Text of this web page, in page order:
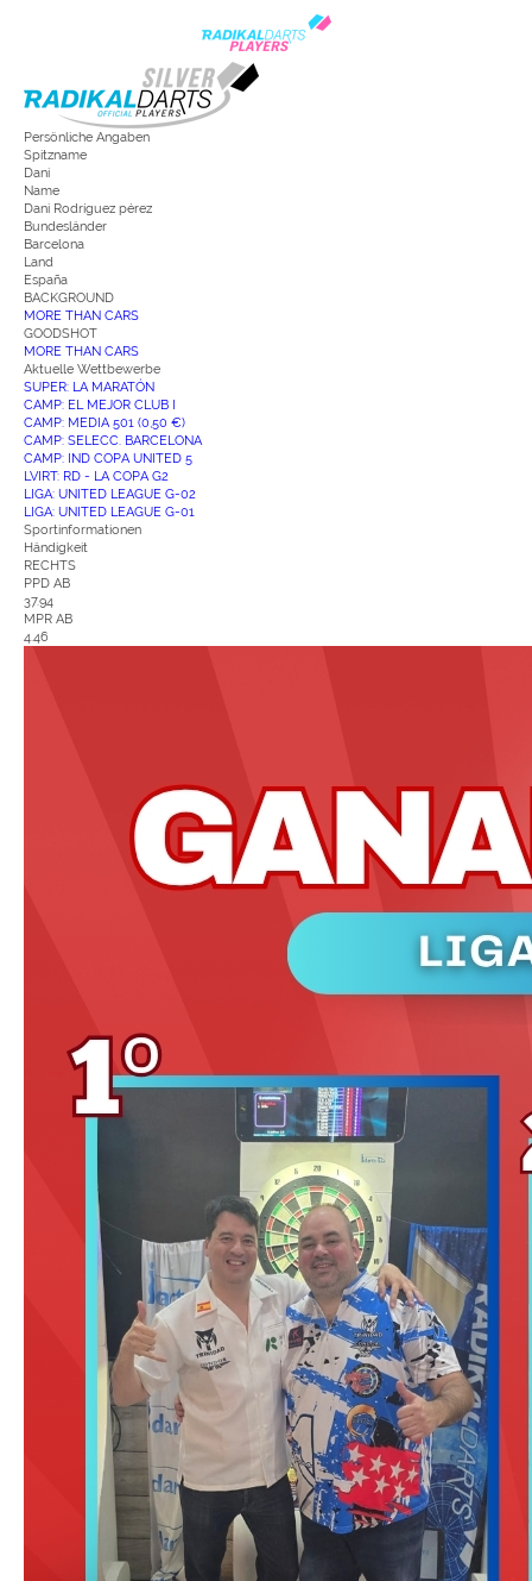
Persönliche Angaben
Spitzname
Dani
Name
Dani Rodríguez pérez
Bundesländer
Barcelona
Land
España
BACKGROUND
MORE THAN CARS
GOODSHOT
MORE THAN CARS
Aktuelle Wettbewerbe
SUPER: LA MARATÓN
CAMP: EL MEJOR CLUB I
CAMP: MEDIA 501 (0,50 €)
CAMP: SELECC. BARCELONA
CAMP: IND COPA UNITED 5
LVIRT: RD - LA COPA G2
LIGA: UNITED LEAGUE G-02
LIGA: UNITED LEAGUE G-01
Sportinformationen
Händigkeit
RECHTS
PPD AB
37.94
MPR AB
4.46